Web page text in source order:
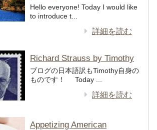
Hello everyone! Today I would like
to introduce t...
詳細を読む
Richard Strauss by Timothy
ブログの日本語訳もTimothy自身の
ものです！ Today ...
詳細を読む
Appetizing American